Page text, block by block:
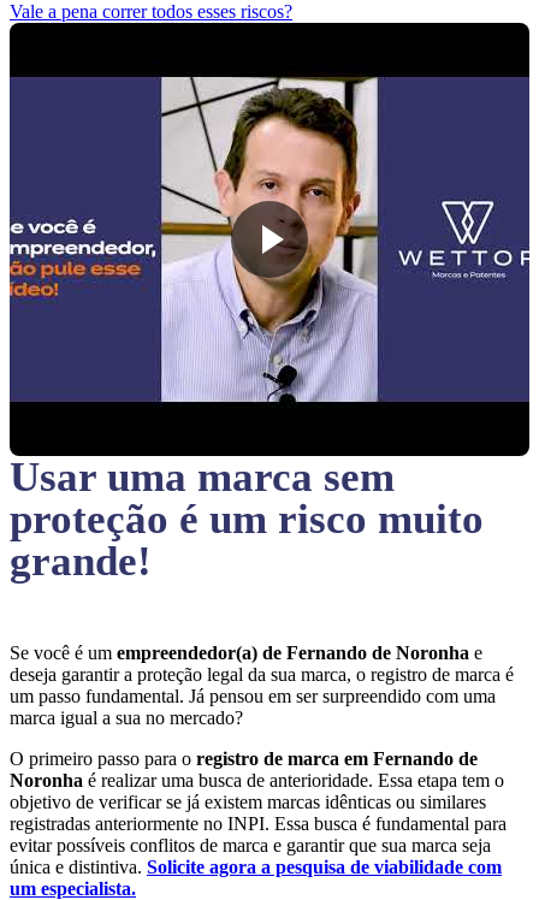
Vale a pena correr todos esses riscos?
Usar uma marca sem
proteção é um risco muito
grande!
Se você é um empreendedor(a) de Fernando de Noronha e
deseja garantir a proteção legal da sua marca, o registro de marca é
um passo fundamental. Já pensou em ser surpreendido com uma
marca igual a sua no mercado?
O primeiro passo para o registro de marca em Fernando de
Noronha é realizar uma busca de anterioridade. Essa etapa tem o
objetivo de verificar se já existem marcas idênticas ou similares
registradas anteriormente no INPI. Essa busca é fundamental para
evitar possíveis conflitos de marca e garantir que sua marca seja
única e distintiva. Solicite agora a pesquisa de viabilidade com
um especialista.